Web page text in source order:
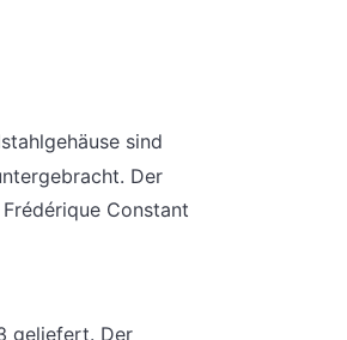
sind
Der
Constant
geliefert. Der